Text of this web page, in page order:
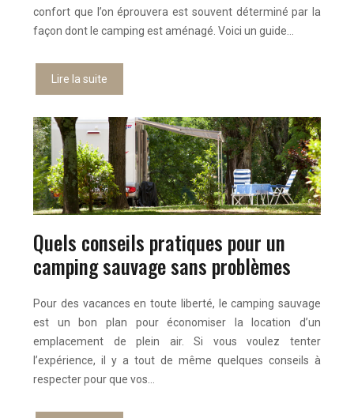
confort que l’on éprouvera est souvent déterminé par la
façon dont le camping est aménagé. Voici un guide…
Lire la suite
Quels conseils pratiques pour un
camping sauvage sans problèmes
Pour des vacances en toute liberté, le camping sauvage
est un bon plan pour économiser la location d’un
emplacement de plein air. Si vous voulez tenter
l’expérience, il y a tout de même quelques conseils à
respecter pour que vos…